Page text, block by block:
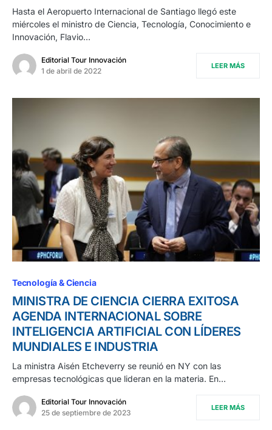
Hasta el Aeropuerto Internacional de Santiago llegó este
miércoles el ministro de Ciencia, Tecnología, Conocimiento e
Innovación, Flavio…
Editorial Tour Innovación
1 de abril de 2022
LEER MÁS
Tecnología & Ciencia
MINISTRA DE CIENCIA CIERRA EXITOSA
AGENDA INTERNACIONAL SOBRE
INTELIGENCIA ARTIFICIAL CON LÍDERES
MUNDIALES E INDUSTRIA
La ministra Aisén Etcheverry se reunió en NY con las
empresas tecnológicas que lideran en la materia. En…
Editorial Tour Innovación
25 de septiembre de 2023
LEER MÁS